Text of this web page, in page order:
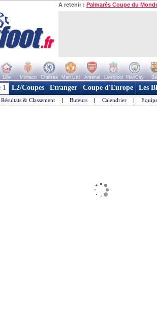
A retenir : Palmarès Coupe du
Lille Monaco Chelsea Man Utd Arsenal Liverpool ManCity
1 L2/Coupes Etranger Coupe d'Europe Les
Résultats & Classement | Buteurs | Calendrier |